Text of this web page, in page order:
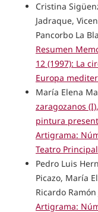
Cristina
Jadraque,
Pancorbo La
Resumen
12 (1997): La
Europa
María Elena
zaragozanos
pintura
Artigrama:
Teatro Principal
Pedro Luis
Picazo, María
Ricardo Ramón
Artigrama: